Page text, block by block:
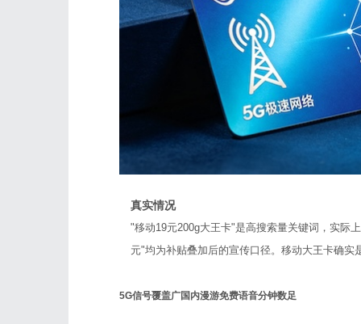
真实情况
"移动19元200g大王卡"是高搜索量关键词，实际上
元"均为补贴叠加后的宣传口径。移动大王卡确实
5G信号覆盖广国内漫游免费语音分钟数足